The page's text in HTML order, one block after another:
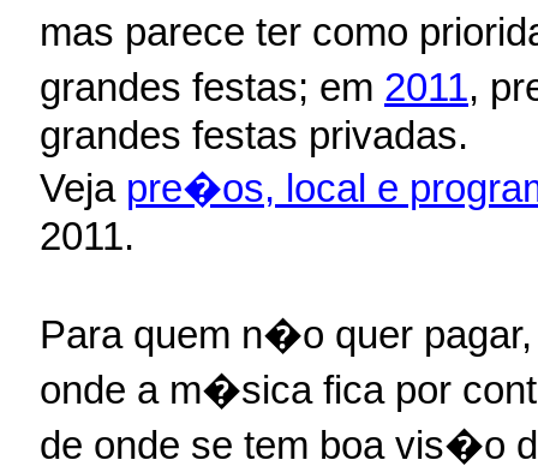
mas parece ter como
grandes festas; em 2011,
grandes festas privadas.
Veja pre�os, local e
2011.
Para quem n�o quer
onde a m�sica fica por
de onde se tem boa vis�o